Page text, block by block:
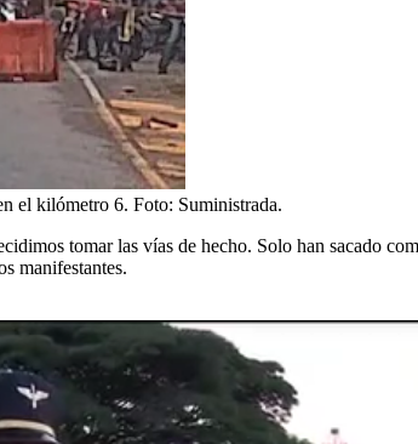
el kilómetro 6. Foto: Suministrada.
tomar las vías de hecho. Solo han sacado
manifestantes.